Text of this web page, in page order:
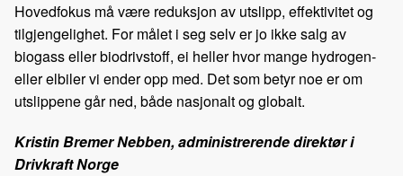
Hovedfokus må være reduksjon av utslipp, effektivitet og
tilgjengelighet. For målet i seg selv er jo ikke salg av
biogass eller biodrivstoff, ei heller hvor mange hydrogen-
eller elbiler vi ender opp med. Det som betyr noe er om
utslippene går ned, både nasjonalt og globalt.
Kristin Bremer Nebben, administrerende direktør i
Drivkraft Norge